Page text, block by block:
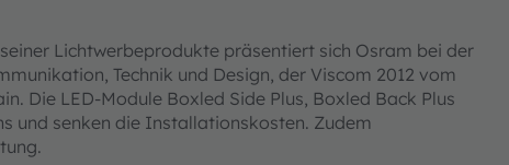
Lichtwerbeprodukte präsentiert sich Osram bei der
Technik und Design, der Viscom 2012 vom
Die LED-Module Boxled Side Plus, Boxled Back Plus
und senken die Installationskosten. Zudem